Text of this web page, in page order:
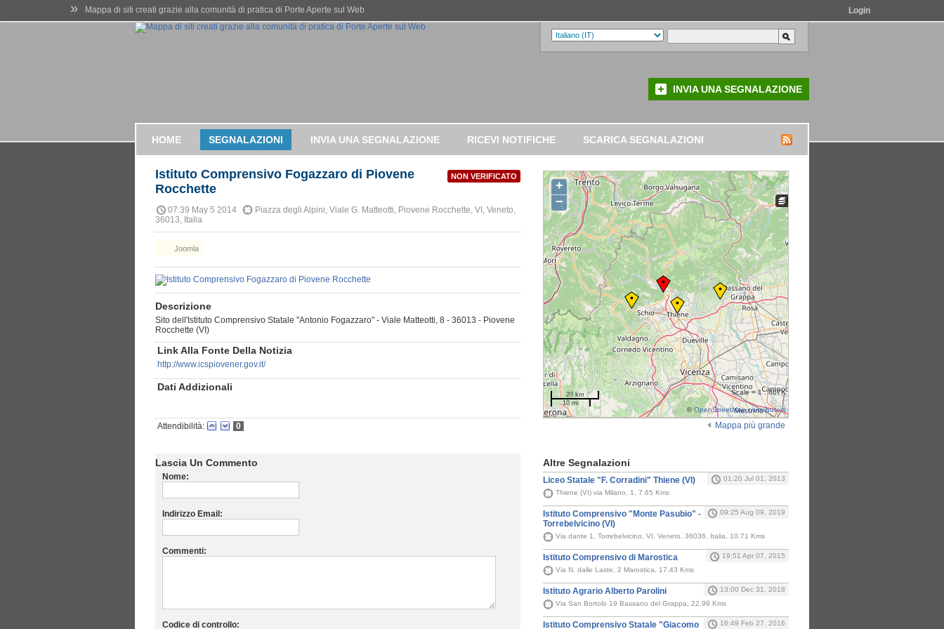
» Mappa di siti creati grazie alla comunità di pratica di Porte Aperte sul Web Login
INVIA UNA SEGNALAZIONE
HOME SEGNALAZIONI INVIA UNA SEGNALAZIONE RICEVI NOTIFICHE SCARICA SEGNALAZIONI
NON VERIFICATO
Istituto Comprensivo Fogazzaro di Piovene
Rocchette
07:39 May 5 2014
Piazza degli Alpini, Viale G. Matteotti, Piovene Rocchette, VI, Veneto,
36013, Italia
Joomla
Descrizione
Sito dell'Istituto Comprensivo Statale "Antonio Fogazzaro" - Viale Matteotti, 8 - 36013 - Piovene
Rocchette (VI)
Link Alla Fonte Della Notizia
http://www.icspiovener.gov.it/
Dati Addizionali
Attendibilità: 0
Lascia Un Commento
Nome:
Indirizzo Email:
Commenti:
Codice di controllo:
+
−
20 km
10 mi
Scale = 1 : 867K
©OpenStreetMap contributors
Mappa più grande
Altre Segnalazioni
Liceo Statale "F. Corradini" Thiene (VI)
01:20 Jul 01, 2013
Thiene (VI) via Milano, 1, 7.65 Kms
Istituto Comprensivo "Monte Pasubio" -
Torrebelvicino (VI)
09:25 Aug 09, 2019
Via dante 1, Torrebelvicino, VI, Veneto, 36036, Italia, 10.71 Kms
Istituto Comprensivo di Marostica
19:51 Apr 07, 2015
Via N. dalle Laste, 2 Marostica, 17.43 Kms
Istituto Agrario Alberto Parolini
13:00 Dec 31, 2018
Via San Bortolo 19 Bassano del Grappa, 22.99 Kms
Istituto Comprensivo Statale "Giacomo 16:49 Feb 27, 2016